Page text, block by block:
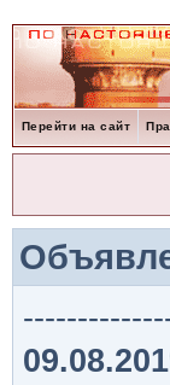
Перейти на сайт